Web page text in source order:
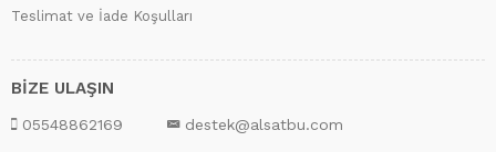
Teslimat ve İade Koşulları
BİZE ULAŞIN
05548862169 destek@alsatbu.com